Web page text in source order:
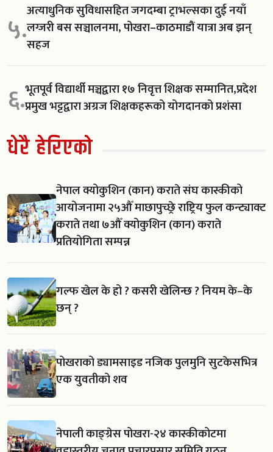
५.अत्याधुनिक सुविधासहित जगदम्बा ट्राभल्सका दुई नयाँ
लग्जरी बस सञ्चालनमा, पोखरा–काठमाडौं यात्रा अब झन्
सहज
६.भूतपूर्व विद्यार्थी मञ्चद्वारा १७ निवृत्त शिक्षक सम्मानित,प्रदेश
प्रमुख भट्टद्वारा अग्रज शिक्षकहरूको योगदानको प्रशंसा
धेरै हेरिएको
नेपाल क्योकुशिन (कान) कराते संघ कास्कीको
आयोजनामा २५औँ माछापुच्छ्रे राष्ट्रिय फुल कन्ट्याक्ट
कराते तथा ७औँ क्योकुशिन (कान) कराते
प्रतियोगिता सम्पन्न
गल्फ खेल के हो ? कसरी खेलिन्छ ? नियम के–के
छन् ?
पोखराको ड्यामसाइड नजिक पुलमुनि सुटकेसभित्र
एक युवतीको शव
नेपाली काङ्ग्रेस पोखरा-२४ कास्कीकोटमा